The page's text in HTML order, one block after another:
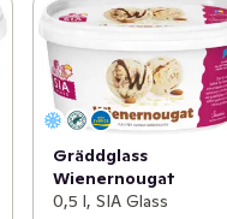
Gräddglass
Wienernougat
0,5 l, SIA Glass